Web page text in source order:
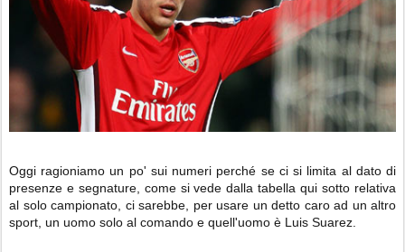
Oggi ragioniamo un po' sui numeri perché se ci si limita al dato di
presenze e segnature, come si vede dalla tabella qui sotto relativa
al solo campionato, ci sarebbe, per usare un detto caro ad un altro
sport, un uomo solo al comando e quell'uomo è Luis Suarez.